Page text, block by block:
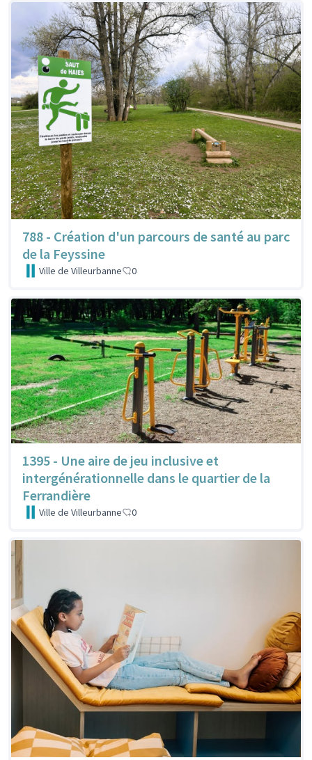
788 - Création d'un parcours de santé au parc
de la Feyssine
Ville de Villeurbanne 0
1395 - Une aire de jeu inclusive et
intergénérationnelle dans le quartier de la
Ferrandière
Ville de Villeurbanne 0